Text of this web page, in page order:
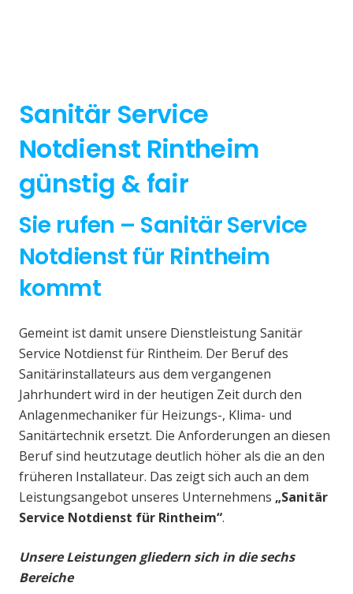
Sanitär Service
Notdienst Rintheim
günstig & fair
Sie rufen – Sanitär Service
Notdienst für Rintheim
kommt
Gemeint ist damit unsere Dienstleistung Sanitär
Service Notdienst für Rintheim. Der Beruf des
Sanitärinstallateurs aus dem vergangenen
Jahrhundert wird in der heutigen Zeit durch den
Anlagenmechaniker für Heizungs-, Klima- und
Sanitärtechnik ersetzt. Die Anforderungen an diesen
Beruf sind heutzutage deutlich höher als die an den
früheren Installateur. Das zeigt sich auch an dem
Leistungsangebot unseres Unternehmens „Sanitär
Service Notdienst für Rintheim“.
Unsere Leistungen gliedern sich in die sechs
Bereiche